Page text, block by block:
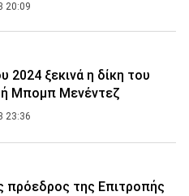
20:09
2024 ξεκινά η δίκη του
Μπομπ Μενέντεζ
23:36
πρόεδρος της Επιτροπής